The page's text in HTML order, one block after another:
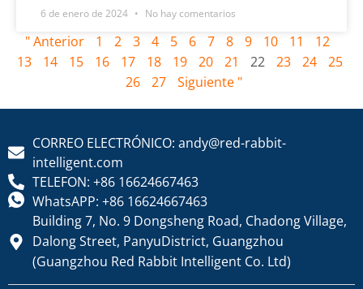
6 de enero de 2024 No hay comentarios
" Anterior 1 2 3 4 5 6 7 8 9 10 11
12
13
14 15 16 17 18 19 20 21 22 23 24
25
26
27 Siguiente "
CORREO ELECTRÓNICO: andy@red-rabbit-
intelligent.com
TELEFON: +86 16624667463
WhatsAPP: +86 16624667463
Building 7, No. 9 Dongsheng Road, Chadong Village,
Dalong Street, PanyuDistrict, Guangzhou
(Guangzhou Red Rabbit Intelligent Co. Ltd)